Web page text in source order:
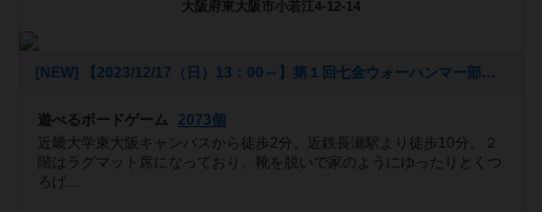
大阪府東大阪市小若江4-12-14
[NEW] 【2023/12/17（日）13：00～】第１回七金ウォーハンマー部（2023年12月06日 16時25分）
遊べるボードゲーム
2073個
近畿大学東大阪キャンパスから徒歩2分。近鉄長瀬駅より徒歩10分。２
階はラグマット席になっており、靴を脱いで家のようにゆったりとくつ
ろげ...